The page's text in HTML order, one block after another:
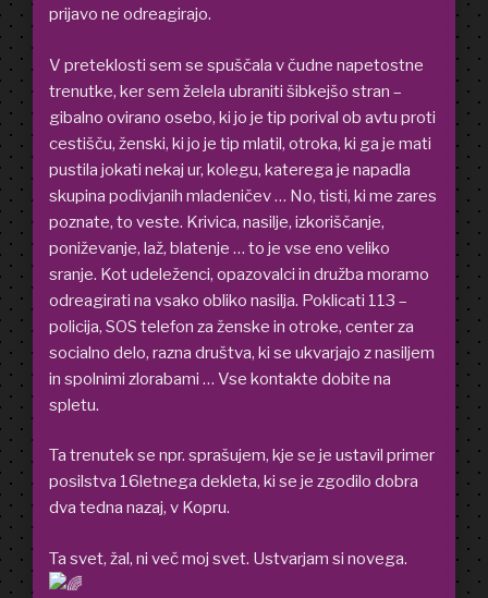
prijavo ne odreagirajo.
V preteklosti sem se spuščala v čudne napetostne
trenutke, ker sem želela ubraniti šibkejšo stran –
gibalno ovirano osebo, ki jo je tip porival ob avtu proti
cestišču, ženski, ki jo je tip mlatil, otroka, ki ga je mati
pustila jokati nekaj ur, kolegu, katerega je napadla
skupina podivjanih mladeničev … No, tisti, ki me zares
poznate, to veste. Krivica, nasilje, izkoriščanje,
poniževanje, laž, blatenje … to je vse eno veliko
sranje. Kot udeleženci, opazovalci in družba moramo
odreagirati na vsako obliko nasilja. Poklicati 113 –
policija, SOS telefon za ženske in otroke, center za
socialno delo, razna društva, ki se ukvarjajo z nasiljem
in spolnimi zlorabami … Vse kontakte dobite na
spletu.
Ta trenutek se npr. sprašujem, kje se je ustavil primer
posilstva 16letnega dekleta, ki se je zgodilo dobra
dva tedna nazaj, v Kopru.
Ta svet, žal, ni več moj svet. Ustvarjam si novega.